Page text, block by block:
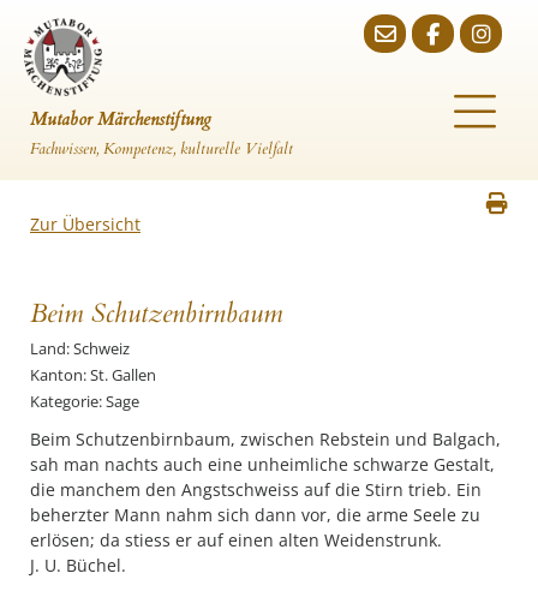
Mutabor Märchenstiftung
Fachwissen, Kompetenz, kulturelle Vielfalt
Zur Übersicht
Beim Schutzenbirnbaum
Land: Schweiz
Kanton: St. Gallen
Kategorie: Sage
Beim Schutzenbirnbaum, zwischen Rebstein und Balgach,
sah man nachts auch eine unheimliche schwarze Gestalt,
die manchem den Angstschweiss auf die Stirn trieb. Ein
beherzter Mann nahm sich dann vor, die arme Seele zu
erlösen; da stiess er auf einen alten Weidenstrunk.
J. U. Büchel.